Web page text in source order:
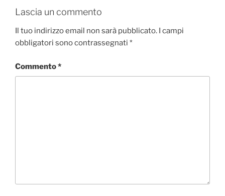
Lascia un commento
Il tuo indirizzo email non sarà pubblicato. I campi
obbligatori sono contrassegnati *
Commento*